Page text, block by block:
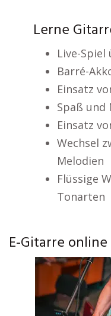
Lerne
Live-Spiel
Barré-
Einsatz
Spaß und
Einsatz
Wechsel
Melodien
Flüssige
Tonarten
E-Gitarre online